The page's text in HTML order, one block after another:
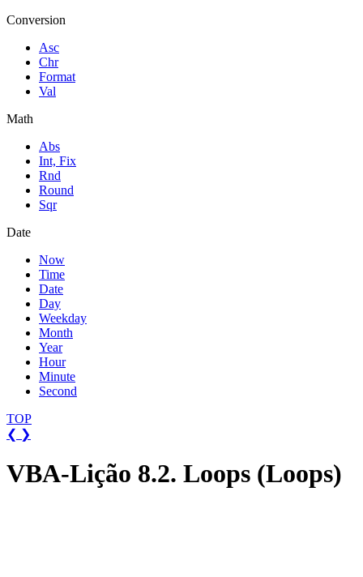
Conversion
Asc
Chr
Format
Val
Math
Abs
Int, Fix
Rnd
Round
Sqr
Date
Now
Time
Date
Day
Weekday
Month
Year
Hour
Minute
Second
TOP
❮ ❯
VBA-Lição 8.2. Loops (Loops)